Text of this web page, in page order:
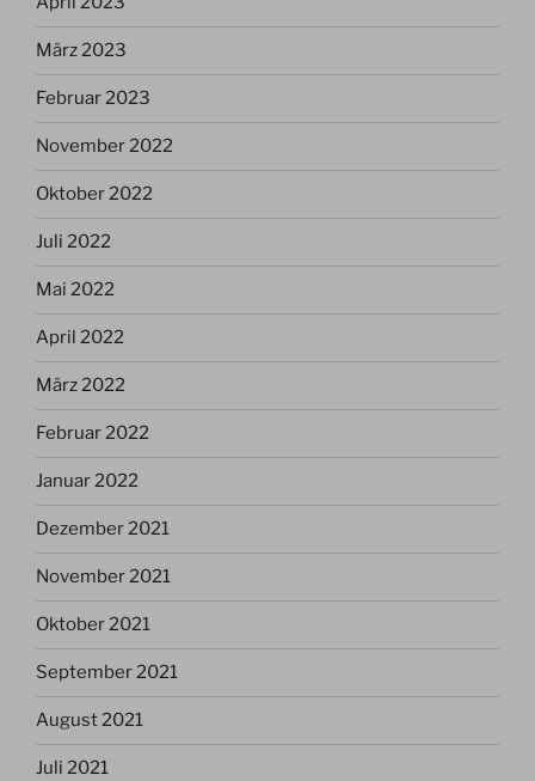
März 2023
Februar 2023
November 2022
Oktober 2022
Juli 2022
Mai 2022
April 2022
März 2022
Februar 2022
Januar 2022
Dezember 2021
November 2021
Oktober 2021
September 2021
August 2021
Juli 2021